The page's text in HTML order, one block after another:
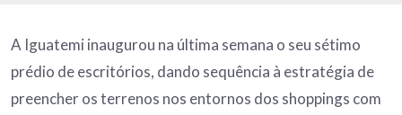
A Iguatemi inaugurou na última semana o seu sétimo
prédio de escritórios, dando sequência à estratégia de
preencher os terrenos nos entornos dos shoppings com